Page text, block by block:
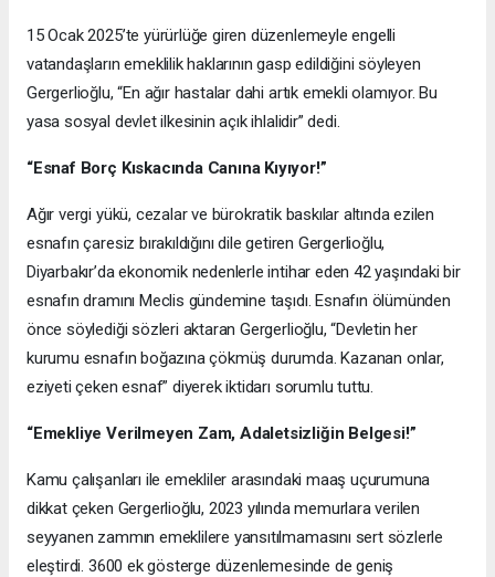
15 Ocak 2025’te yürürlüğe giren düzenlemeyle engelli
vatandaşların emeklilik haklarının gasp edildiğini söyleyen
Gergerlioğlu, “En ağır hastalar dahi artık emekli olamıyor. Bu
yasa sosyal devlet ilkesinin açık ihlalidir” dedi.
“Esnaf Borç Kıskacında Canına Kıyıyor!”
Ağır vergi yükü, cezalar ve bürokratik baskılar altında ezilen
esnafın çaresiz bırakıldığını dile getiren Gergerlioğlu,
Diyarbakır’da ekonomik nedenlerle intihar eden 42 yaşındaki bir
esnafın dramını Meclis gündemine taşıdı. Esnafın ölümünden
önce söylediği sözleri aktaran Gergerlioğlu, “Devletin her
kurumu esnafın boğazına çökmüş durumda. Kazanan onlar,
eziyeti çeken esnaf” diyerek iktidarı sorumlu tuttu.
“Emekliye Verilmeyen Zam, Adaletsizliğin Belgesi!”
Kamu çalışanları ile emekliler arasındaki maaş uçurumuna
dikkat çeken Gergerlioğlu, 2023 yılında memurlara verilen
seyyanen zammın emeklilere yansıtılmamasını sert sözlerle
eleştirdi. 3600 ek gösterge düzenlemesinde de geniş